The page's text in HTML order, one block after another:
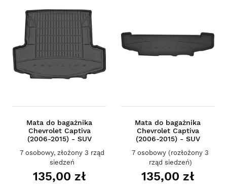
Mata do bagażnika
Chevrolet Captiva
(2006-2015) - SUV
7 osobowy, złożony 3 rząd
siedzeń
135,00 zł
Mata do bagażnika
Chevrolet Captiva
(2006-2015) - SUV
7 osobowy (rozłożony 3
rząd siedzeń)
135,00 zł